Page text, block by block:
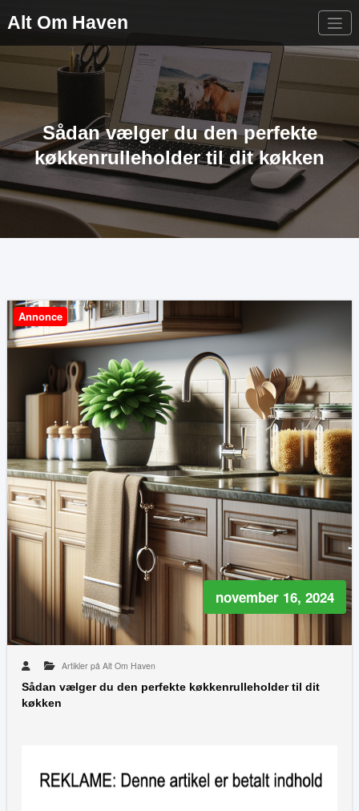
Alt Om Haven
Sådan vælger du den perfekte
køkkenrulleholder til dit køkken
Annonce
november 16, 2024
Artikler på Alt Om Haven
Sådan vælger du den perfekte køkkenrulleholder til dit
køkken